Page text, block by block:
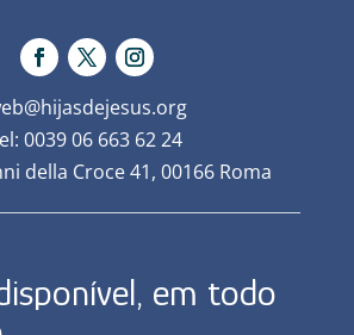
0039 06 663 62 24
della Croce 41, 00166 Roma
em todo